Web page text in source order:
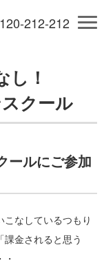
212-212
し！
クール
ールにご参加
こなしているつもり
課金されると思う